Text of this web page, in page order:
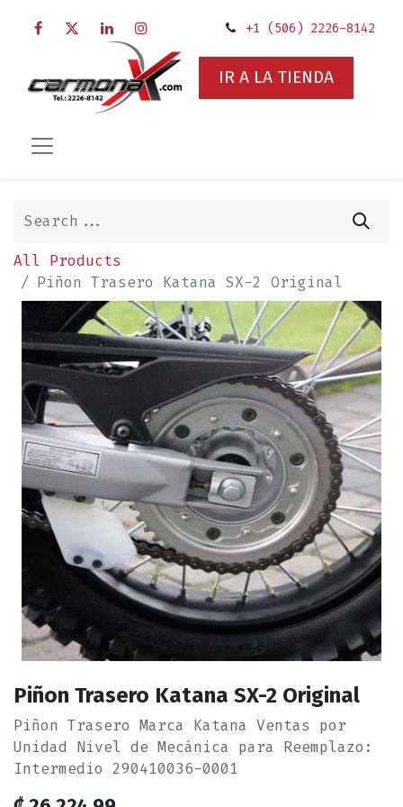
+1 (506) 2226-8142
IR A LA TIENDA
All Products
Piñon Trasero Katana SX-2 Original
Piñon Trasero Katana SX-2 Original
Piñon Trasero Marca Katana Ventas por
Unidad Nivel de Mecánica para Reemplazo:
Intermedio 290410036-0001